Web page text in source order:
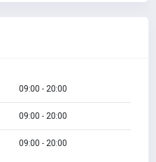
09:00 - 20:00
09:00 - 20:00
09:00 - 20:00